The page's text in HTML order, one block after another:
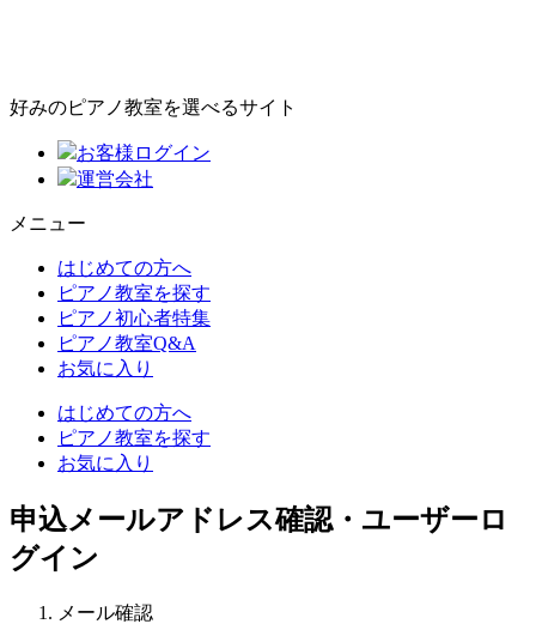
好みのピアノ教室を選べるサイト
お客様ログイン
運営会社
メニュー
はじめての方へ
ピアノ教室を探す
ピアノ初心者特集
ピアノ教室Q&A
お気に入り
はじめての方へ
ピアノ教室を探す
お気に入り
申込メールアドレス確認・ユーザーロ
グイン
メール確認